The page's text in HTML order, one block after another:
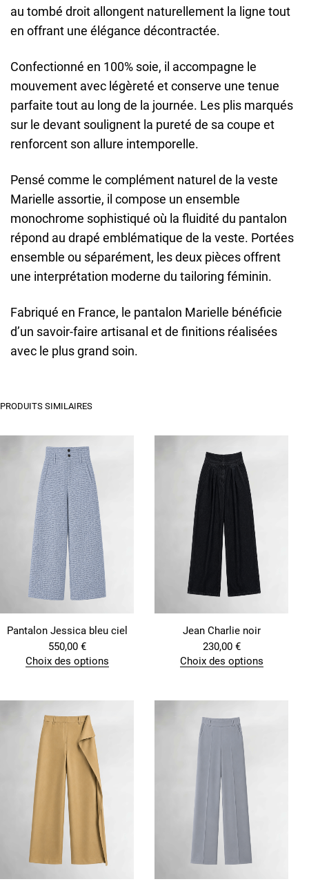
au tombé droit allongent naturellement la ligne tout
en offrant une élégance décontractée.
Confectionné en 100% soie, il accompagne le
mouvement avec légèreté et conserve une tenue
parfaite tout au long de la journée. Les plis marqués
sur le devant soulignent la pureté de sa coupe et
renforcent son allure intemporelle.
Pensé comme le complément naturel de la veste
Marielle assortie, il compose un ensemble
monochrome sophistiqué où la fluidité du pantalon
répond au drapé emblématique de la veste. Portées
ensemble ou séparément, les deux pièces offrent
une interprétation moderne du tailoring féminin.
Fabriqué en France, le pantalon Marielle bénéficie
d’un savoir-faire artisanal et de finitions réalisées
avec le plus grand soin.
PRODUITS SIMILAIRES
Pantalon Jessica bleu ciel
550,00 €
Choix des options
p
o
i
t
a
p
l
u
s
e
Jean Charlie noir
230,00 €
Choix des options
p
o
u
p
l
u
e